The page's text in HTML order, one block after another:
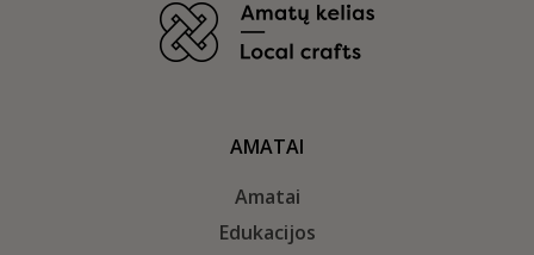
AMATAI
Amatai
Edukacijos